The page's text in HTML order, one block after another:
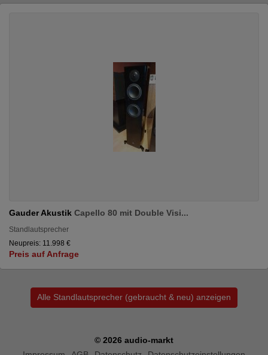
Gauder Akustik Capello 80 mit Double Visi...
Standlautsprecher
Neupreis: 11.998 €
Preis auf Anfrage
Alle Standlautsprecher (gebraucht & neu) anzeigen
© 2026 audio-markt